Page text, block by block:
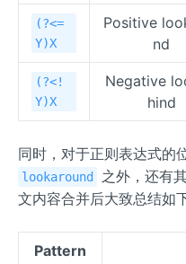
(?<=
Y)X
Positive
nd
(?<!
Y)X
Negative
hind
同时，对于正则表达式的
lookaround
之外，还有
文内容合并后大致总结如
Pattern